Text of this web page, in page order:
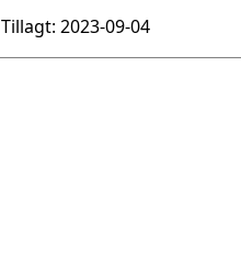
Tillagt: 2023-09-04